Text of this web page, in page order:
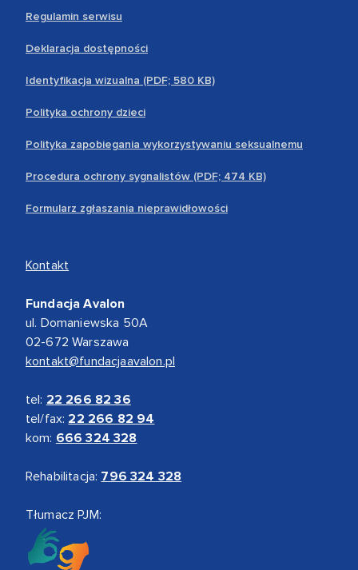
Regulamin serwisu
Deklaracja dostępności
Identyfikacja wizualna (PDF; 580 KB)
Polityka ochrony dzieci
Polityka zapobiegania wykorzystywaniu seksualnemu
Procedura ochrony sygnalistów (PDF; 474 KB)
Formularz zgłaszania nieprawidłowości
Kontakt
Fundacja Avalon
ul. Domaniewska 50A
02-672 Warszawa
kontakt@fundacjaavalon.pl
tel: 22 266 82 36
tel/fax: 22 266 82 94
kom: 666 324 328
Rehabilitacja: 796 324 328
Tłumacz PJM: